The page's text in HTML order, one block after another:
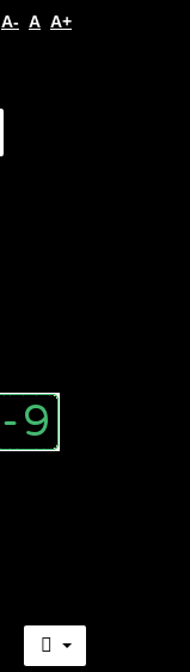
A- A A+